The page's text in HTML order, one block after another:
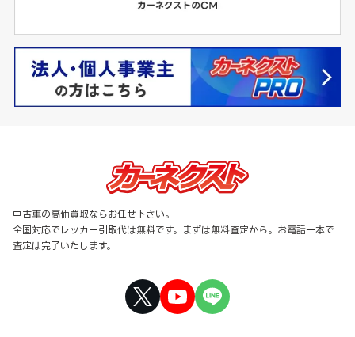
中古車の高価買取ならお任せ下さい。
全国対応でレッカー引取代は無料です。まずは無料査定から。お電話一本で
査定は完了いたします。